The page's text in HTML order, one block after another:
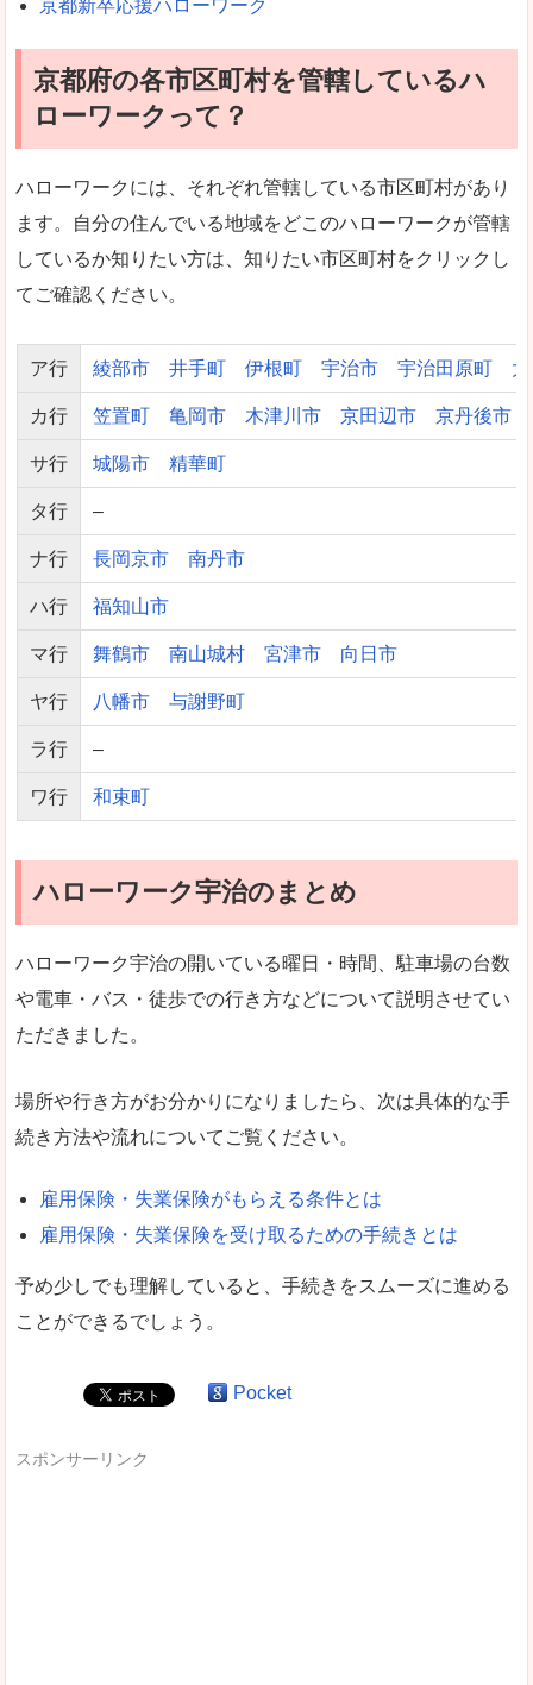
京都新卒応援ハローワーク
京都府の各市区町村を管轄しているハ
ローワークって？
ハローワークには、それぞれ管轄している市区町村があり
ます。自分の住んでいる地域をどこのハローワークが管轄
しているか知りたい方は、知りたい市区町村をクリックし
てご確認ください。
ア行 綾部市 井手町 伊根町 宇治市 宇治田原町
カ行 笠置町 亀岡市 木津川市 京田辺市 京丹後市
サ行 城陽市 精華町
タ行 –
ナ行 長岡京市 南丹市
ハ行 福知山市
マ行 舞鶴市 南山城村 宮津市 向日市
ヤ行 八幡市 与謝野町
ラ行 –
ワ行 和束町
ハローワーク宇治のまとめ
ハローワーク宇治の開いている曜日・時間、駐車場の台数
や電車・バス・徒歩での行き方などについて説明させてい
ただきました。
場所や行き方がお分かりになりましたら、次は具体的な手
続き方法や流れについてご覧ください。
雇用保険・失業保険がもらえる条件とは
雇用保険・失業保険を受け取るための手続きとは
予め少しでも理解していると、手続きをスムーズに進める
ことができるでしょう。
Pocket
スポンサーリンク